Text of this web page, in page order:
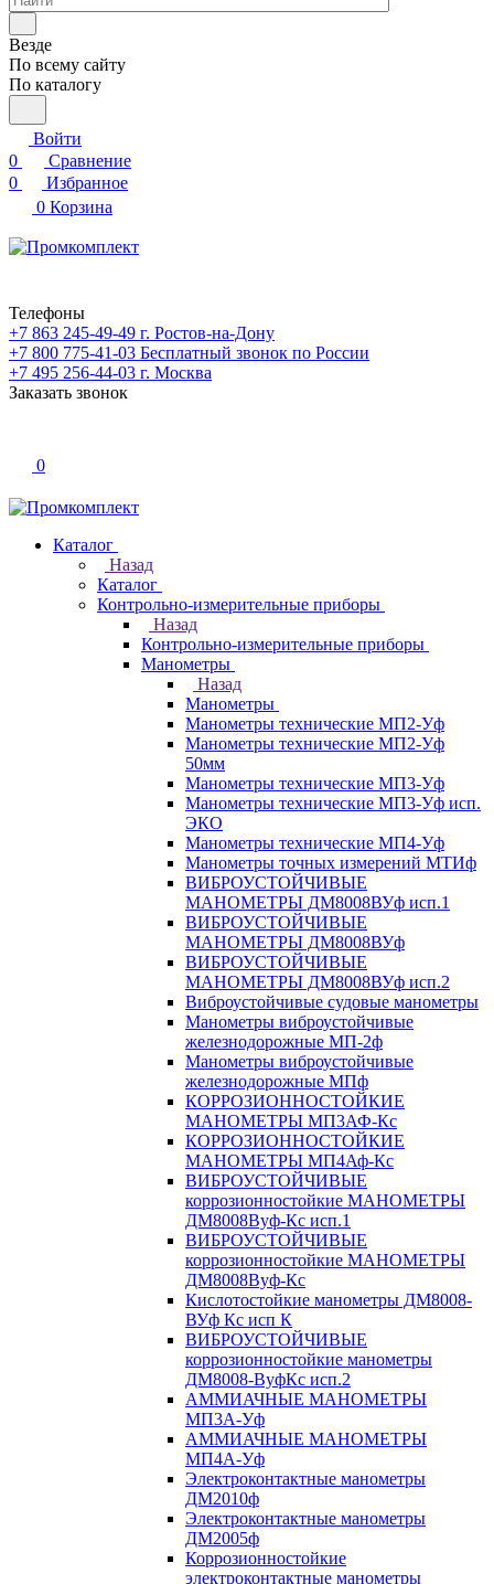
Везде
По всему сайту
По каталогу
Войти
0
Сравнение
0
Избранное
0 Корзина
Телефоны
+7 863 245-49-49 г. Ростов-на-Дону
+7 800 775-41-03 Бесплатный звонок по России
+7 495 256-44-03 г. Москва
Заказать звонок
0
Каталог
Назад
Каталог
Контрольно-измерительные приборы
Назад
Контрольно-измерительные приборы
Манометры
Назад
Манометры
Манометры технические МП2-Уф
Манометры технические МП2-Уф
50мм
Манометры технические МП3-Уф
Манометры технические МП3-Уф исп.
ЭКО
Манометры технические МП4-Уф
Манометры точных измерений МТИф
ВИБРОУСТОЙЧИВЫЕ
МАНОМЕТРЫ ДМ8008ВУф исп.1
ВИБРОУСТОЙЧИВЫЕ
МАНОМЕТРЫ ДМ8008ВУф
ВИБРОУСТОЙЧИВЫЕ
МАНОМЕТРЫ ДМ8008ВУф исп.2
Виброустойчивые судовые манометры
Манометры виброустойчивые
железнодорожные МП-2ф
Манометры виброустойчивые
железнодорожные МПф
КОРРОЗИОННОСТОЙКИЕ
МАНОМЕТРЫ МП3АФ-Кс
КОРРОЗИОННОСТОЙКИЕ
МАНОМЕТРЫ МП4Аф-Кс
ВИБРОУСТОЙЧИВЫЕ
коррозионностойкие МАНОМЕТРЫ
ДМ8008Вуф-Кс исп.1
ВИБРОУСТОЙЧИВЫЕ
коррозионностойкие МАНОМЕТРЫ
ДМ8008Вуф-Кс
Кислотостойкие манометры ДМ8008-
ВУф Кс исп К
ВИБРОУСТОЙЧИВЫЕ
коррозионностойкие манометры
ДМ8008-ВуфКс исп.2
АММИАЧНЫЕ МАНОМЕТРЫ
МП3А-Уф
АММИАЧНЫЕ МАНОМЕТРЫ
МП4А-Уф
Электроконтактные манометры
ДМ2010ф
Электроконтактные манометры
ДМ2005ф
Коррозионностойкие
электроконтактные манометры